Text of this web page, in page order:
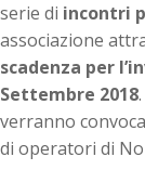
serie di incontri
associazione
scadenza per
Settembre 2018
verranno
di operatori di No